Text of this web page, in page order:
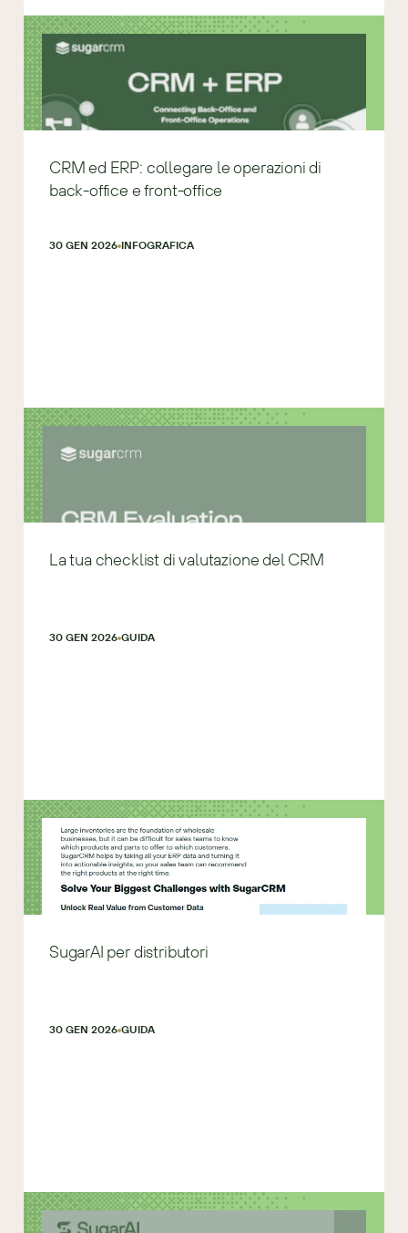
CRM ed ERP: collegare le operazioni di
back-office e front-office
30 GEN 2026 INFOGRAFICA
La tua checklist di valutazione del CRM
30 GEN 2026 GUIDA
SugarAI per distributori
30 GEN 2026 GUIDA